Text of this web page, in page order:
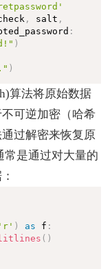
, salt ,
:
)
)
算法将原始数据
可逆加密（哈希
过解密来恢复原
常是通过对大量的
'r' ) as f :
( )